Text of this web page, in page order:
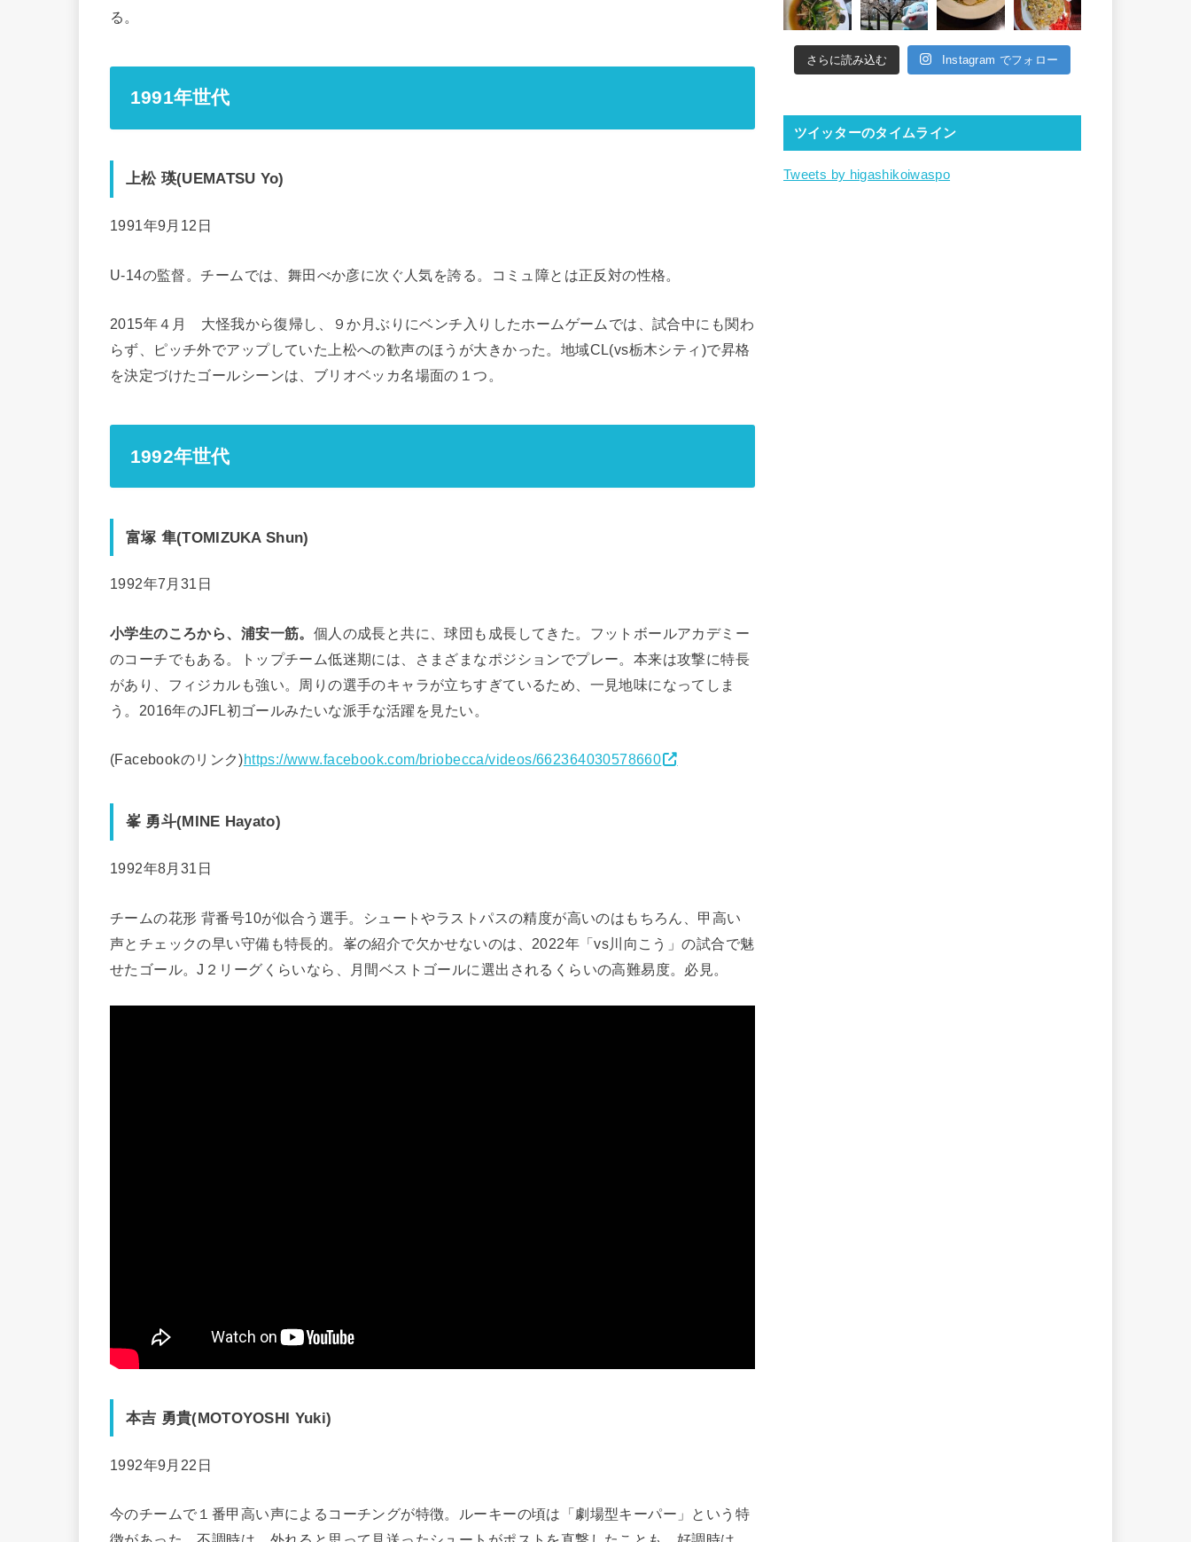
る。
1991年世代
上松 瑛(UEMATSU Yo)
1991年9月12日
U-14の監督。チームでは、舞田べか彦に次ぐ人気を誇る。コミュ障とは正反対の性格。
2015年４月 大怪我から復帰し、９か月ぶりにベンチ入りしたホームゲームでは、試合中にも関わ
らず、ピッチ外でアップしていた上松への歓声のほうが大きかった。地域CL(vs栃木シティ)で昇格
を決定づけたゴールシーンは、ブリオベッカ名場面の１つ。
1992年世代
富塚 隼(TOMIZUKA Shun)
1992年7月31日
小学生のころから、浦安一筋。 個人の成長と共に、球団も成長してきた。フットボールアカデミー
のコーチでもある。トップチーム低迷期には、さまざまなポジションでプレー。本来は攻撃に特長
があり、フィジカルも強い。周りの選手のキャラが立ちすぎているため、一見地味になってしま
う。2016年のJFL初ゴールみたいな派手な活躍を見たい。
(Facebookのリンク)https://www.facebook.com/briobecca/videos/662364030578660
峯 勇斗(MINE Hayato)
1992年8月31日
チームの花形 背番号10が似合う選手。シュートやラストパスの精度が高いのはもちろん、甲高い
声とチェックの早い守備も特長的。峯の紹介で欠かせないのは、2022年「vs川向こう」の試合で魅
せたゴール。J２リーグくらいなら、月間ベストゴールに選出されるくらいの高難易度。必見。
本吉 勇貴(MOTOYOSHI Yuki)
1992年9月22日
今のチームで１番甲高い声によるコーチングが特徴。ルーキーの頃は「劇場型キーパー」という特
さらに読み込む Instagram でフォロー
ツイッターのタイムライン
Tweets by higashikoiwaspo